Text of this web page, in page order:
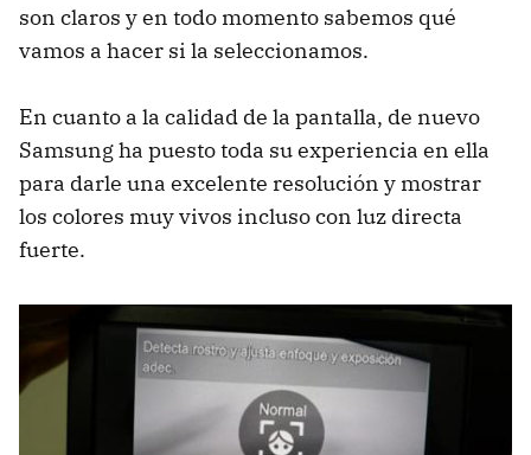
son claros y en todo momento sabemos qué
vamos a hacer si la seleccionamos.
En cuanto a la calidad de la pantalla, de nuevo
Samsung ha puesto toda su experiencia en ella
para darle una excelente resolución y mostrar
los colores muy vivos incluso con luz directa
fuerte.